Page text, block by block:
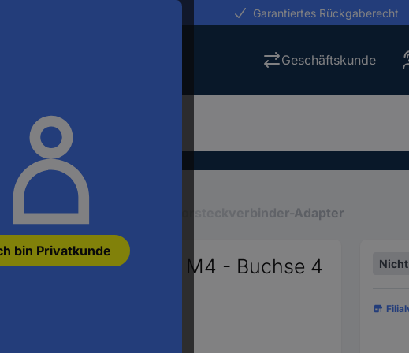
bin Privatkunde
Garantiertes Rückgaberecht
Geschäftskunde
Labor-Steckverbinder Laborsteckverbinder-Adapter
Gewindebolzen M4 - Buchse 4